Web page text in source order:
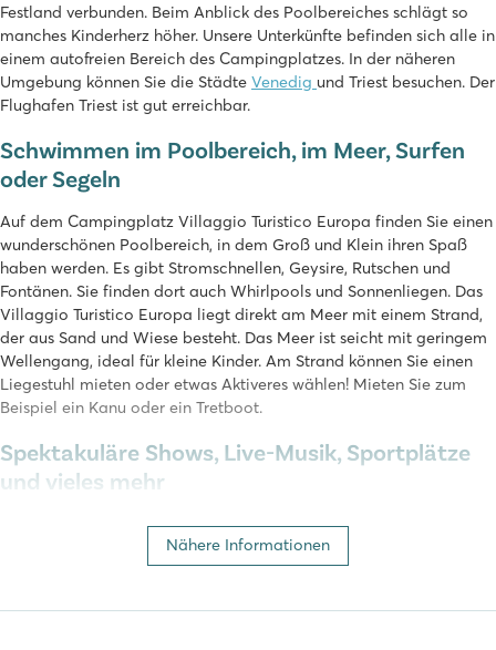
Festland verbunden. Beim Anblick des Poolbereiches schlägt so
manches Kinderherz höher. Unsere Unterkünfte befinden sich alle in
einem autofreien Bereich des Campingplatzes. In der näheren
Umgebung können Sie die Städte Venedig und Triest besuchen. Der
Flughafen Triest ist gut erreichbar.
Schwimmen im Poolbereich, im Meer, Surfen
oder Segeln
Auf dem Campingplatz Villaggio Turistico Europa finden Sie einen
wunderschönen Poolbereich, in dem Groß und Klein ihren Spaß
haben werden. Es gibt Stromschnellen, Geysire, Rutschen und
Fontänen. Sie finden dort auch Whirlpools und Sonnenliegen. Das
Villaggio Turistico Europa liegt direkt am Meer mit einem Strand,
der aus Sand und Wiese besteht. Das Meer ist seicht mit geringem
Wellengang, ideal für kleine Kinder. Am Strand können Sie einen
Liegestuhl mieten oder etwas Aktiveres wählen! Mieten Sie zum
Beispiel ein Kanu oder ein Tretboot.
Spektakuläre Shows, Live-Musik, Sportplätze
und vieles mehr
Der Campingplatz Villaggio Turistico Europa bei Grado ist sehr zu
empfehlen! Dieser angenehme Campingplatz ist schön angelegt
und verfügt über moderne Einrichtungen, wie zum Beispiel das
Auch die Einrichtungen sind so, wie man es von einem
Nähere Informationen